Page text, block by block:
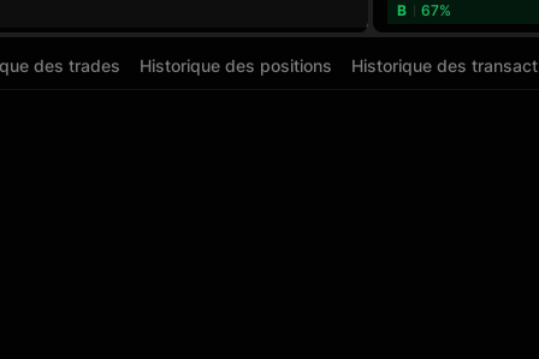
B
67%
des trades Historique des positions Historique des